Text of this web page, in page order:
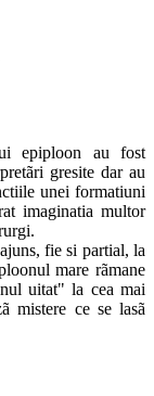
epiploon au fost
gresite dar au
unei formatiuni
imaginatia multor
fie si partial, la
mare rãmane
uitat" la cea mai
mistere ce se lasã